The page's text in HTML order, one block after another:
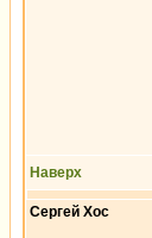
Наверх
Сергей Хос